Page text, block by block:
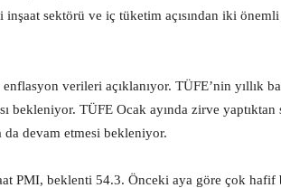
sektörü ve iç tüketim açısından iki
verileri açıklanıyor. TÜFE’nin yıllık
bekleniyor. TÜFE Ocak ayında zirve
da devam etmesi bekleniyor.
PMI, beklenti 54.3. Önceki aya göre çok